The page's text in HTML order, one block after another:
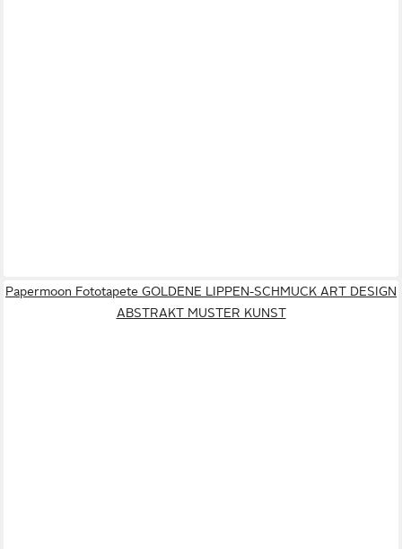
Papermoon Fototapete GOLDENE LIPPEN-SCHMUCK ART DESIGN
ABSTRAKT MUSTER KUNST